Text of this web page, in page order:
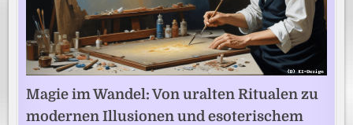
Magie im Wandel: Von uralten Ritualen zu
modernen Illusionen und esoterischem